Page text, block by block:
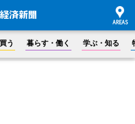
買う 暮らす・働く 学ぶ・知る